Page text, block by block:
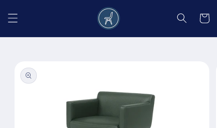
conținut
Coș
informațiile
despre
produs